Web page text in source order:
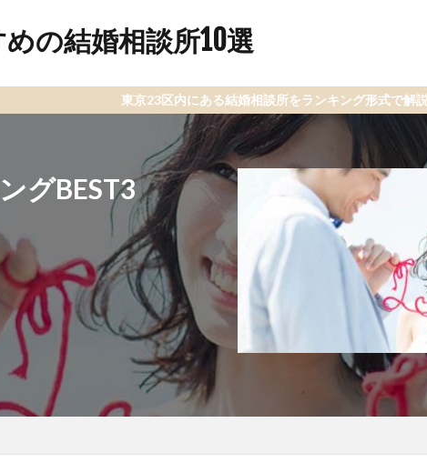
の結婚相談所10選
東京23区内にある結婚相談所をランキング形式で解説しています！
グBEST3